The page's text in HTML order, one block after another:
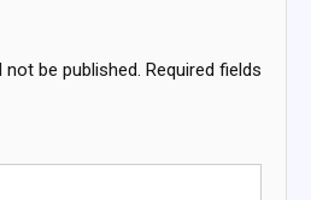
be published. Required fields